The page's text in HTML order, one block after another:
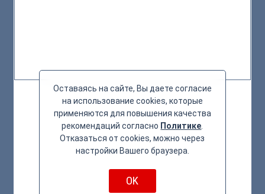
Оставаясь на сайте, Вы даете согласие
на использование cookies, которые
применяются для повышения качества
рекомендаций согласно Политике
Отказаться от cookies, можно через
настройки Вашего браузера.
OK